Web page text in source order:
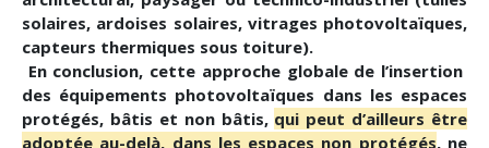
solaires, ardoises solaires, vitrages photovoltaïques,
capteurs thermiques sous toiture).
En conclusion, cette approche globale de l’insertion
des équipements photovoltaïques dans les espaces
protégés, bâtis et non bâtis, qui peut d’ailleurs être
adoptée au-delà, dans les espaces non protégés, ne